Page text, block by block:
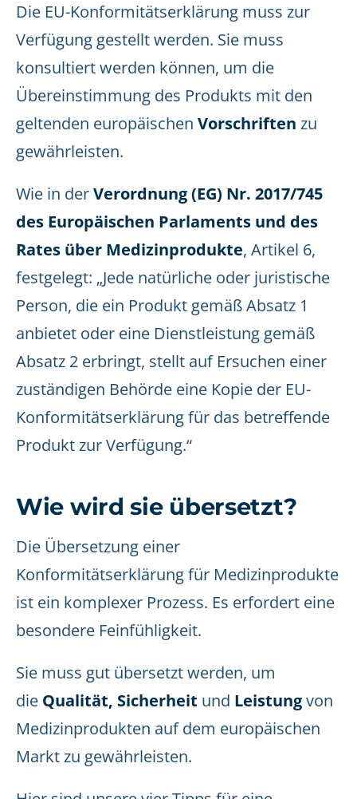
Die EU-Konformitätserklärung muss zur
Verfügung gestellt werden. Sie muss
konsultiert werden können, um die
Übereinstimmung des Produkts mit den
geltenden europäischen Vorschriften zu
gewährleisten.
Wie in derVerordnung (EG) Nr. 2017/745
des Europäischen Parlaments und des
Rates über Medizinprodukte, Artikel 6,
festgelegt: „Jede natürliche oder juristische
Person, die ein Produkt gemäß Absatz 1
anbietet oder eine Dienstleistung gemäß
Absatz 2 erbringt, stellt auf Ersuchen einer
zuständigen Behörde eine Kopie der EU-
Konformitätserklärung für das betreffende
Produkt zur Verfügung.“
Wie wird sie übersetzt?
Die Übersetzung einer
Konformitätserklärung für Medizinprodukte
ist ein komplexer Prozess. Es erfordert eine
besondere Feinfühligkeit.
Sie muss gut übersetzt werden, um
die Qualität, Sicherheit und Leistungvon
Medizinprodukten auf dem europäischen
Markt zu gewährleisten.